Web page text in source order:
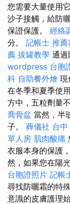
您需要大量使用
沙子接觸，給防
保證保護。 經絡
分。 記帳士 推薦
薦 拔罐教學 通過
wordpress 台胞
科 自助餐外燴 現
在冬季和夏季使
方中，五粒劑量
喬骨盆 當然，半
子。 葬儀社 台
單人房 肌肉酸痛
衣服本身的保護
然，如果您在陽
台胞證照片 記帳
尋找防曬霜的特
意識的皮膚護理